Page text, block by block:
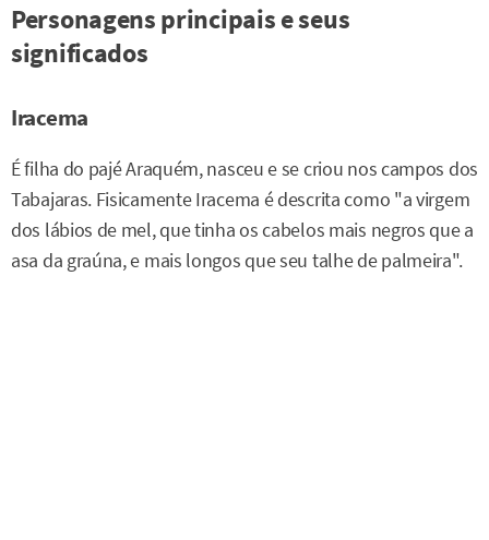
Personagens principais e seus
significados
Iracema
É filha do pajé Araquém, nasceu e se criou nos campos dos
Tabajaras. Fisicamente Iracema é descrita como "a virgem
dos lábios de mel, que tinha os cabelos mais negros que a
asa da graúna, e mais longos que seu talhe de palmeira".